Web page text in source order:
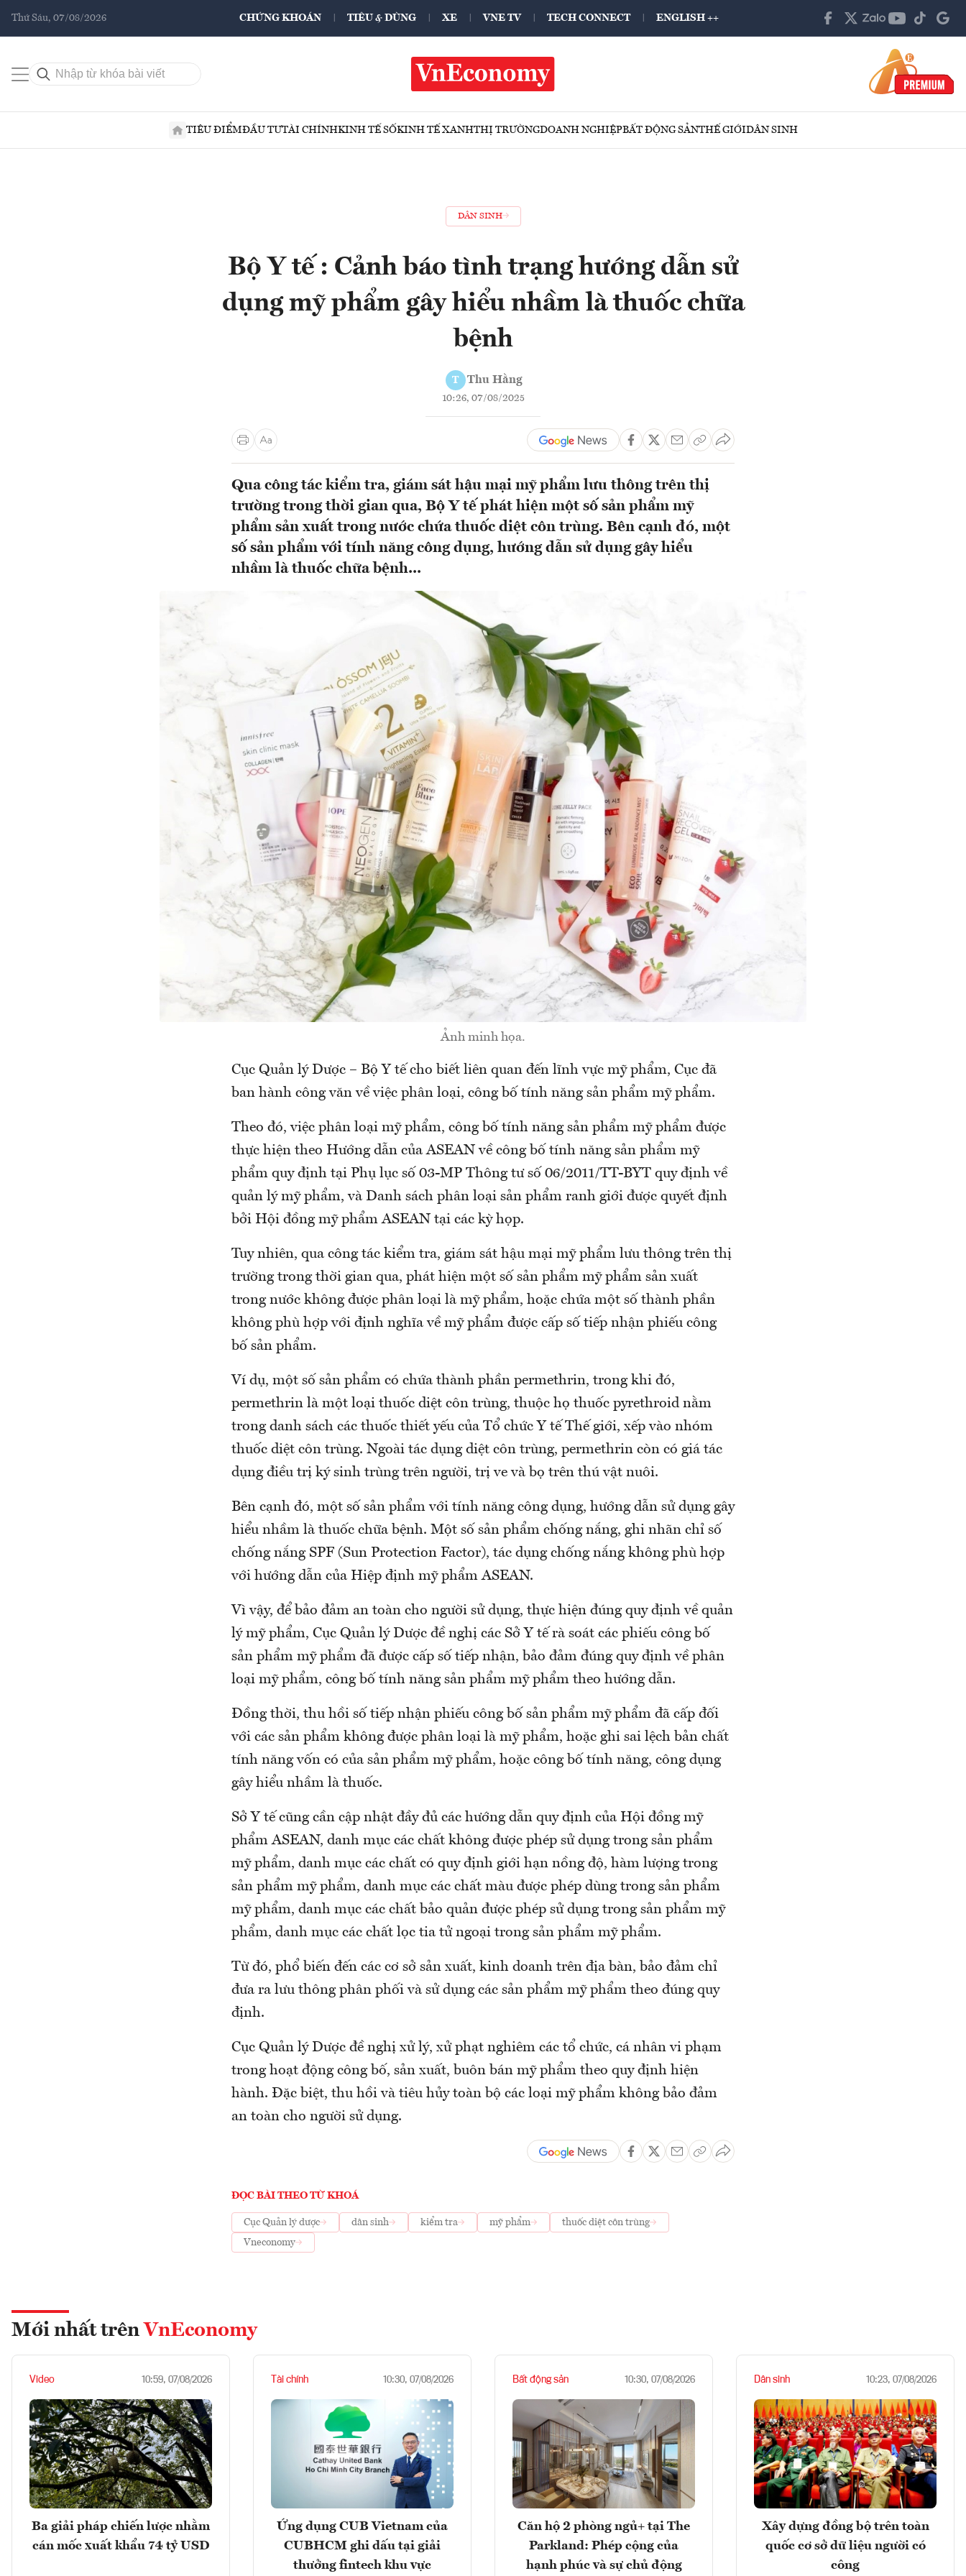
Thứ Sáu, 07/08/2026 CHỨNG KHOÁN TIÊU & DÙNG XE VNE TV TECH CONNECT ENGLISH ++
TIÊU ĐIỂMĐẦU TƯTÀI CHÍNHKINH TẾ SỐKINH TẾ XANHTHỊ TRƯỜNGDOANH NGHIỆPBẤT ĐỘNG SẢNTHẾ GIỚIDÂN SINH
DÂN SINH
Bộ Y tế : Cảnh báo tình trạng hướng dẫn sử
dụng mỹ phẩm gây hiểu nhầm là thuốc chữa
bệnh
T Thu Hằng
10:26, 07/08/2025
Qua công tác kiểm tra, giám sát hậu mại mỹ phẩm lưu thông trên thị
trường trong thời gian qua, Bộ Y tế phát hiện một số sản phẩm mỹ
phẩm sản xuất trong nước chứa thuốc diệt côn trùng. Bên cạnh đó, một
số sản phẩm với tính năng công dụng, hướng dẫn sử dụng gây hiểu
nhầm là thuốc chữa bệnh...
Ảnh minh họa.
Cục Quản lý Dược – Bộ Y tế cho biết liên quan đến lĩnh vực mỹ phẩm, Cục đã
ban hành công văn về việc phân loại, công bố tính năng sản phẩm mỹ phẩm.
Theo đó, việc phân loại mỹ phẩm, công bố tính năng sản phẩm mỹ phẩm được
thực hiện theo Hướng dẫn của ASEAN về công bố tính năng sản phẩm mỹ
phẩm quy định tại Phụ lục số 03-MP Thông tư số 06/2011/TT-BYT quy định về
quản lý mỹ phẩm, và Danh sách phân loại sản phẩm ranh giới được quyết định
bởi Hội đồng mỹ phẩm ASEAN tại các kỳ họp.
Tuy nhiên, qua công tác kiểm tra, giám sát hậu mại mỹ phẩm lưu thông trên thị
trường trong thời gian qua, phát hiện một số sản phẩm mỹ phẩm sản xuất
trong nước không được phân loại là mỹ phẩm, hoặc chứa một số thành phần
không phù hợp với định nghĩa về mỹ phẩm được cấp số tiếp nhận phiếu công
bố sản phẩm.
Ví dụ, một số sản phẩm có chứa thành phần permethrin, trong khi đó,
permethrin là một loại thuốc diệt côn trùng, thuộc họ thuốc pyrethroid nằm
trong danh sách các thuốc thiết yếu của Tổ chức Y tế Thế giới, xếp vào nhóm
thuốc diệt côn trùng. Ngoài tác dụng diệt côn trùng, permethrin còn có giá tác
dụng điều trị ký sinh trùng trên người, trị ve và bọ trên thú vật nuôi.
Bên cạnh đó, một số sản phẩm với tính năng công dụng, hướng dẫn sử dụng gây
hiểu nhầm là thuốc chữa bệnh. Một số sản phẩm chống nắng, ghi nhãn chỉ số
chống nắng SPF (Sun Protection Factor), tác dụng chống nắng không phù hợp
với hướng dẫn của Hiệp định mỹ phẩm ASEAN.
Vì vậy, để bảo đảm an toàn cho người sử dụng, thực hiện đúng quy định về quản
lý mỹ phẩm, Cục Quản lý Dược đề nghị các Sở Y tế rà soát các phiếu công bố
sản phẩm mỹ phẩm đã được cấp số tiếp nhận, bảo đảm đúng quy định về phân
loại mỹ phẩm, công bố tính năng sản phẩm mỹ phẩm theo hướng dẫn.
Đồng thời, thu hồi số tiếp nhận phiếu công bố sản phẩm mỹ phẩm đã cấp đối
với các sản phẩm không được phân loại là mỹ phẩm, hoặc ghi sai lệch bản chất
tính năng vốn có của sản phẩm mỹ phẩm, hoặc công bố tính năng, công dụng
gây hiểu nhầm là thuốc.
Sở Y tế cũng cần cập nhật đầy đủ các hướng dẫn quy định của Hội đồng mỹ
phẩm ASEAN, danh mục các chất không được phép sử dụng trong sản phẩm
mỹ phẩm, danh mục các chất có quy định giới hạn nồng độ, hàm lượng trong
sản phẩm mỹ phẩm, danh mục các chất màu được phép dùng trong sản phẩm
mỹ phẩm, danh mục các chất bảo quản được phép sử dụng trong sản phẩm mỹ
phẩm, danh mục các chất lọc tia tử ngoại trong sản phẩm mỹ phẩm.
Từ đó, phổ biến đến các cơ sở sản xuất, kinh doanh trên địa bàn, bảo đảm chỉ
đưa ra lưu thông phân phối và sử dụng các sản phẩm mỹ phẩm theo đúng quy
định.
Cục Quản lý Dược đề nghị xử lý, xử phạt nghiêm các tổ chức, cá nhân vi phạm
trong hoạt động công bố, sản xuất, buôn bán mỹ phẩm theo quy định hiện
hành. Đặc biệt, thu hồi và tiêu hủy toàn bộ các loại mỹ phẩm không bảo đảm
an toàn cho người sử dụng.
ĐỌC BÀI THEO TỪ KHOÁ
Cục Quản lý dược dân sinh kiểm tra mỹ phẩm
thuốc diệt côn trùng
Vneconomy
Mới nhất trên VnEconomy
Video 10:59, 07/08/2026
Ba giải pháp chiến lược nhằm
cán mốc xuất khẩu 74 tỷ USD
Tài chính 10:30, 07/08/2026
Ứng dụng CUB Vietnam của
CUBHCM ghi dấu tại giải
thưởng fintech khu vực
Bất động sản 10:30, 07/08/2026
Căn hộ 2 phòng ngủ+ tại The
Parkland: Phép cộng của
hạnh phúc và sự chủ động
Dân sinh 10:23, 07/08/2026
Xây dựng đồng bộ trên toàn
quốc cơ sở dữ liệu người có
công